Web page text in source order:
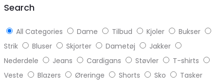
Search
All Categories Dame Tilbud Kjoler
Bukser
Strik
Bluser Skjorter Dametøj
Jakker
Nederdele
Jeans Cardigans Støvler
T-shirts
Veste
Blazers Øreringe Shorts Sko
Tasker